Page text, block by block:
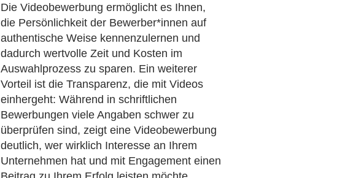
Die Videobewerbung ermöglicht es Ihnen,
die Persönlichkeit der Bewerber*innen auf
authentische Weise kennenzulernen und
dadurch wertvolle Zeit und Kosten im
Auswahlprozess zu sparen. Ein weiterer
Vorteil ist die Transparenz, die mit Videos
einhergeht: Während in schriftlichen
Bewerbungen viele Angaben schwer zu
überprüfen sind, zeigt eine Videobewerbung
deutlich, wer wirklich Interesse an Ihrem
Unternehmen hat und mit Engagement einen